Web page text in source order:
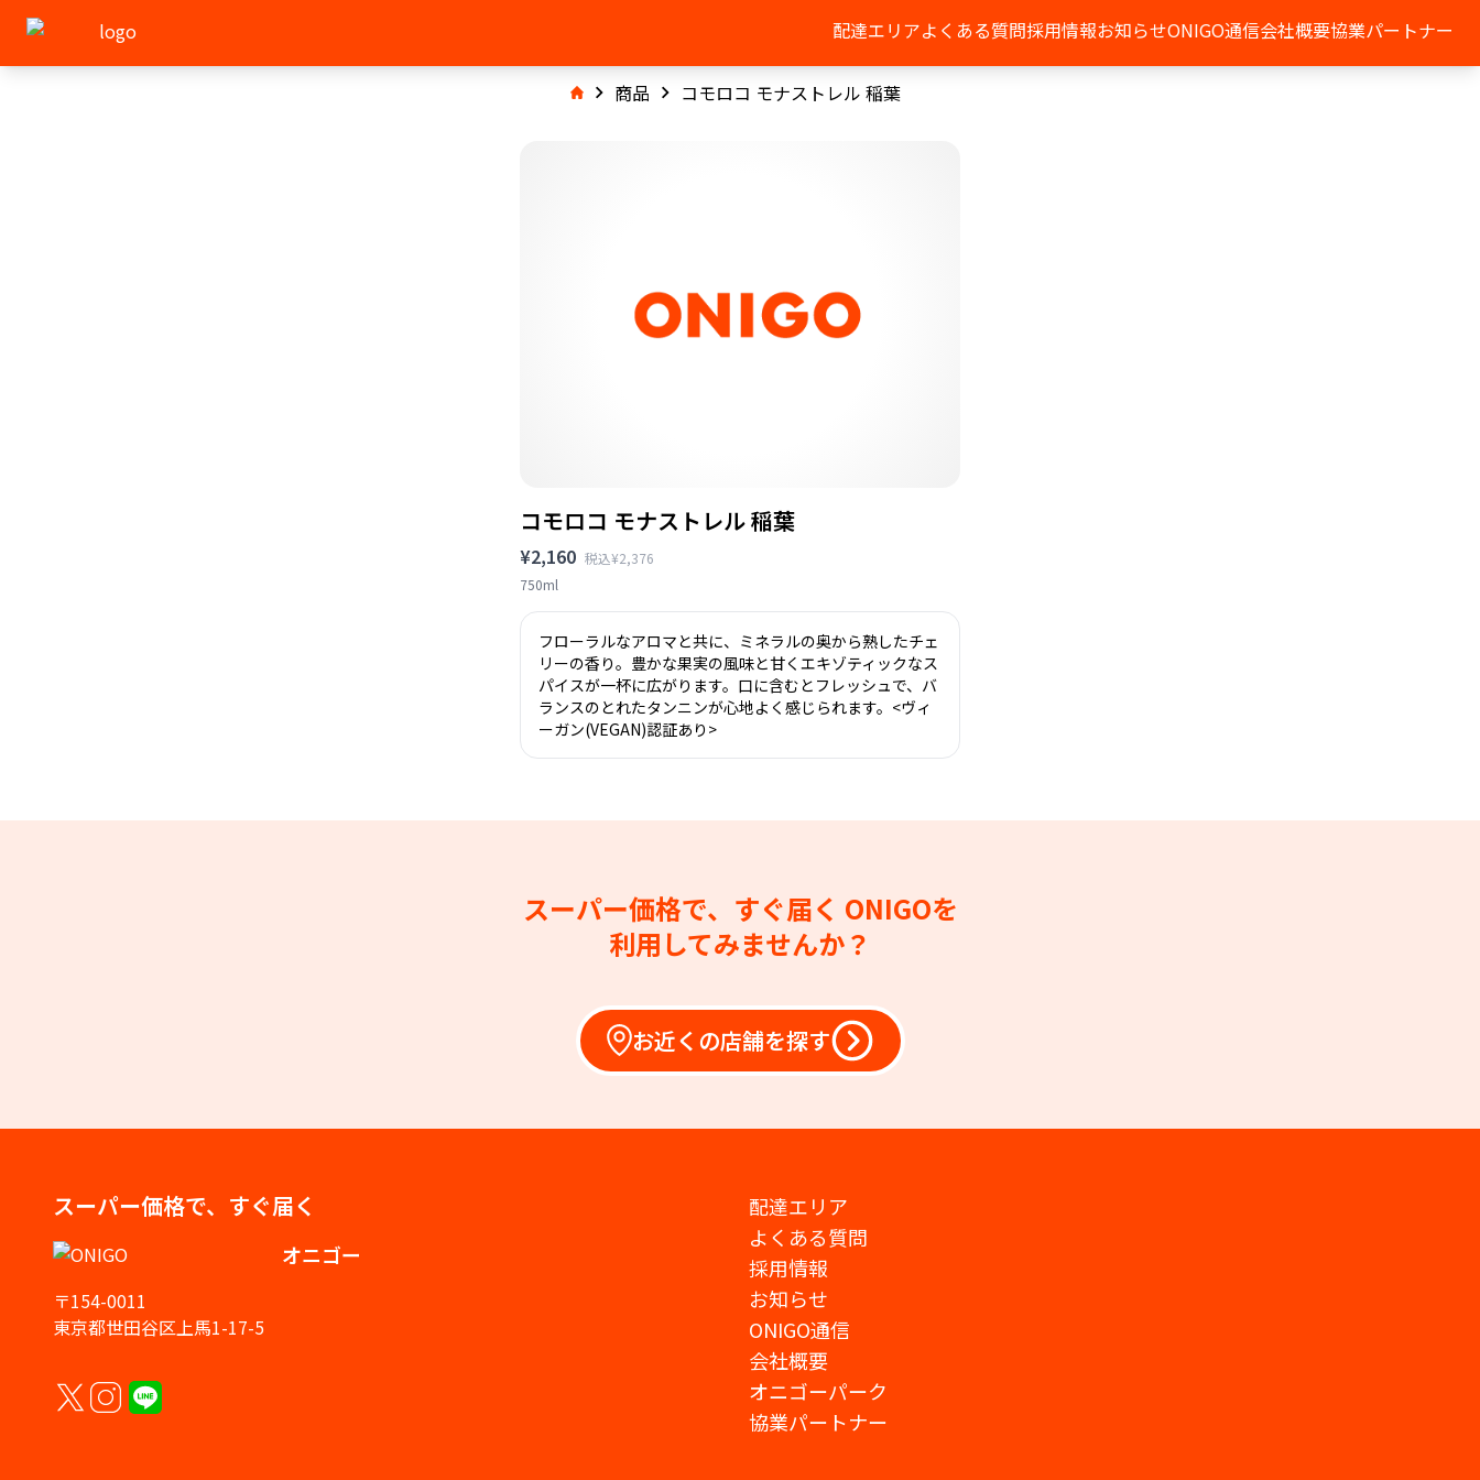
配達エリアよくある質問採用情報お知らせONIGO通信会社概要協業パートナー
商品 コモロコ モナストレル 稲葉
コモロコ モナストレル 稲葉
¥2,160 税込¥2,376
750ml
フローラルなアロマと共に、ミネラルの奥から熟したチェ
リーの香り。豊かな果実の風味と甘くエキゾティックなス
パイスが一杯に広がります。口に含むとフレッシュで、バ
ランスのとれたタンニンが心地よく感じられます。<ヴィ
ーガン(VEGAN)認証あり>
スーパー価格で、すぐ届く ONIGOを
利用してみませんか？
お近くの店舗を探す
スーパー価格で、すぐ届く
オニゴー
〒154-0011
東京都世田谷区上馬1-17-5
配達エリア
よくある質問
採用情報
お知らせ
ONIGO通信
会社概要
オニゴーパーク
協業パートナー